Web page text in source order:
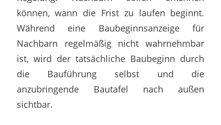
können, wann die Frist zu laufen beginnt.
Während eine Baubeginnsanzeige für
Nachbarn regelmäßig nicht wahrnehmbar
ist, wird der tatsächliche Baubeginn durch
die Bauführung selbst und die
anzubringende Bautafel nach außen
sichtbar.